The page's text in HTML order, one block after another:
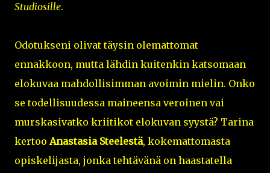
Studiosille.
Odotukseni olivat täysin olemattomat
ennakkoon, mutta lähdin kuitenkin katsomaan
elokuvaa mahdollisimman avoimin mielin. Onko
se todellisuudessa maineensa veroinen vai
murskasivatko kriitikot elokuvan syystä? Tarina
kertooAnastasia Steelestä, kokemattomasta
opiskelijasta, jonka tehtävänä on haastatella